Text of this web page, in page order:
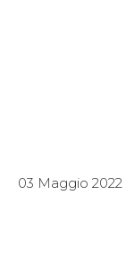
03 Maggio 2022